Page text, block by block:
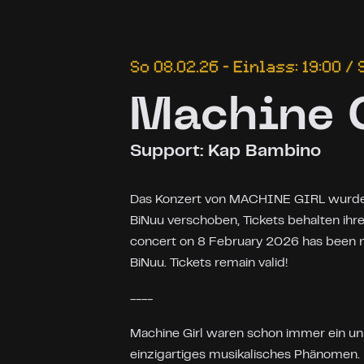
So 08.02.26 – Einlass: 19:00
Machine
Support: Kap Bambino
Das Konzert von MACHINE GIRL
BiNuu verschoben, Tickets behalten
concert on 8 February 2026 has been
BiNuu. Tickets remain valid!
----
Machine Girl waren schon immer ein
einzigartiges musikalisches